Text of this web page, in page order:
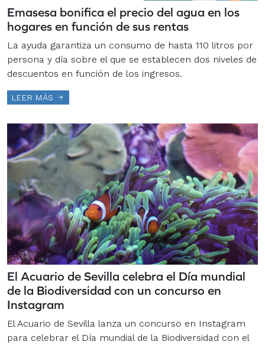
Emasesa bonifica el precio del agua en los
hogares en función de sus rentas
La ayuda garantiza un consumo de hasta 110 litros por
persona y día sobre el que se establecen dos niveles de
descuentos en función de los ingresos.
LEER MÁS
El Acuario de Sevilla celebra el Día mundial
de la Biodiversidad con un concurso en
Instagram
El Acuario de Sevilla lanza un concurso en Instagram
para celebrar el Día mundial de la Biodiversidad con el